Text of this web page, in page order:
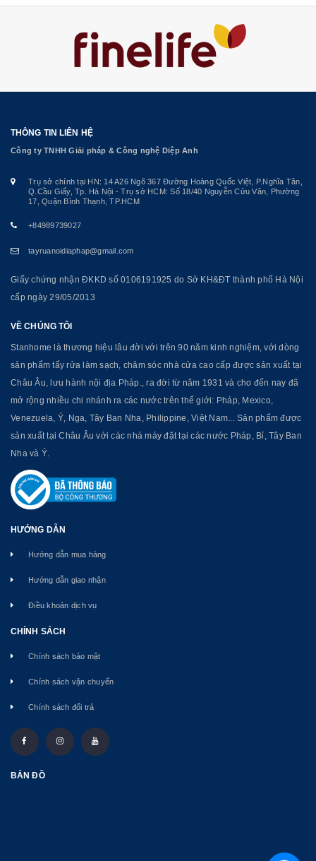
THÔNG TIN LIÊN HỆ
Công ty TNHH Giải pháp & Công nghệ Diệp Anh
Trụ sở chính tại HN: 14 A26 Ngõ 367 Đường Hoàng Quốc Việt, P.Nghĩa Tân,
Q.Cầu Giấy, Tp. Hà Nội - Trụ sở HCM: Số 18/40 Nguyễn Cửu Vân, Phường
17, Quận Bình Thạnh, TP.HCM
+84989739027
tayruanoidiaphap@gmail.com
Giấy chứng nhận ĐKKD số 0106191925 do Sở KH&ĐT thành phố Hà Nội
cấp ngày 29/05/2013
VỀ CHÚNG TÔI
Stanhome là thương hiệu lâu đời với trên 90 năm kinh nghiệm, với dòng
sản phẩm tẩy rửa làm sạch, chăm sóc nhà cửa cao cấp được sản xuất tại
Châu Âu, lưu hành nội địa Pháp., ra đời từ năm 1931 và cho đến nay đã
mở rộng nhiều chi nhánh ra các nước trên thế giới: Pháp, Mexico,
Venezuela, Ý, Nga, Tây Ban Nha, Philippine, Việt Nam... Sản phẩm được
sản xuất tại Châu Âu với các nhà máy đặt tại các nước Pháp, Bỉ, Tây Ban
Nha và Ý.
HƯỚNG DẪN
Hướng dẫn mua hàng
Hướng dẫn giao nhận
Điều khoản dịch vụ
CHÍNH SÁCH
Chính sách bảo mật
Chính sách vận chuyển
Chính sách đổi trả
BẢN ĐỒ